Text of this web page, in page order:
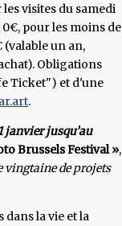
visites du samedi
0€, pour les moins de
un an,
Obligations
Ticket") et d'une
.
janvier jusqu’au
Brussels Festival »,
vingtaine de projets
la vie et la